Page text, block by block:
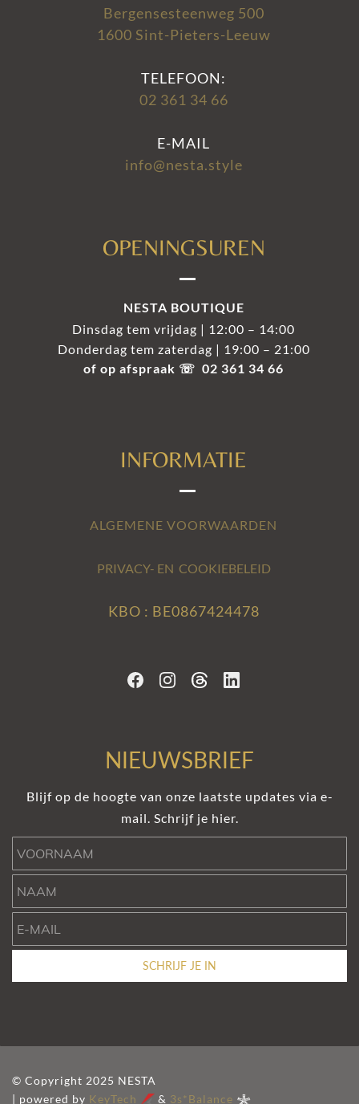
Bergensesteenweg 500
1600 Sint-Pieters-Leeuw
TELEFOON:
02 361 34 66
E-MAIL
info@nesta.style
OPENINGSUREN
NESTA BOUTIQUE
Dinsdag tem vrijdag | 12:00 – 14:00
Donderdag tem zaterdag | 19:00 – 21:00
of op afspraak ☏ 02 361 34 66
INFORMATIE
ALGEMENE VOORWAARDEN
PRIVACY- EN COOKIEBELEID
KBO : BE0867424478
NIEUWSBRIEF
Blijf op de hoogte van onze laatste updates via e-
mail. Schrijf je hier.
SCHRIJF JE IN
© Copyright 2025 NESTA
| powered by KeyTech & 3s*Balance